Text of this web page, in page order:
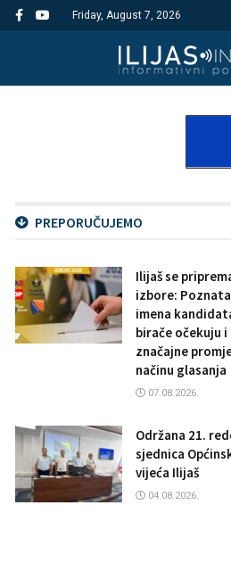
Friday, August 7, 2026
PREPORUČUJEMO
Ilijaš se
izbore:
imena
birače očekuju i
značajne
načinu glasanja
07.08.2026.
Održana 21.
sjednica
vijeća Ilijaš
04.08.2026.